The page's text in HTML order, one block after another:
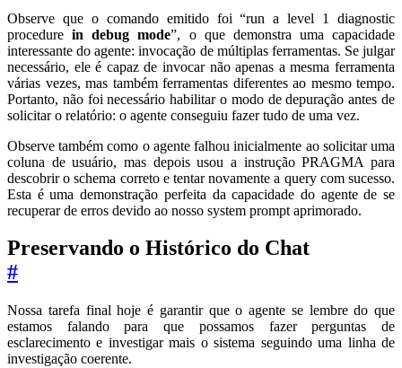
Observe que o comando emitido foi “run a level 1 diagnostic
procedurein debug mode”, o que demonstra uma capacidade
interessante do agente: invocação de múltiplas ferramentas. Se julgar
necessário, ele é capaz de invocar não apenas a mesma ferramenta
várias vezes, mas também ferramentas diferentes ao mesmo tempo.
Portanto, não foi necessário habilitar o modo de depuração antes de
solicitar o relatório: o agente conseguiu fazer tudo de uma vez.
Observe também como o agente falhou inicialmente ao solicitar uma
coluna de usuário, mas depois usou a instrução PRAGMA para
descobrir o schema correto e tentar novamente a query com sucesso.
Esta é uma demonstração perfeita da capacidade do agente de se
recuperar de erros devido ao nosso system prompt aprimorado.
Preservando o Histórico do Chat
#
Nossa tarefa final hoje é garantir que o agente se lembre do que
estamos falando para que possamos fazer perguntas de
esclarecimento e investigar mais o sistema seguindo uma linha de
investigação coerente.